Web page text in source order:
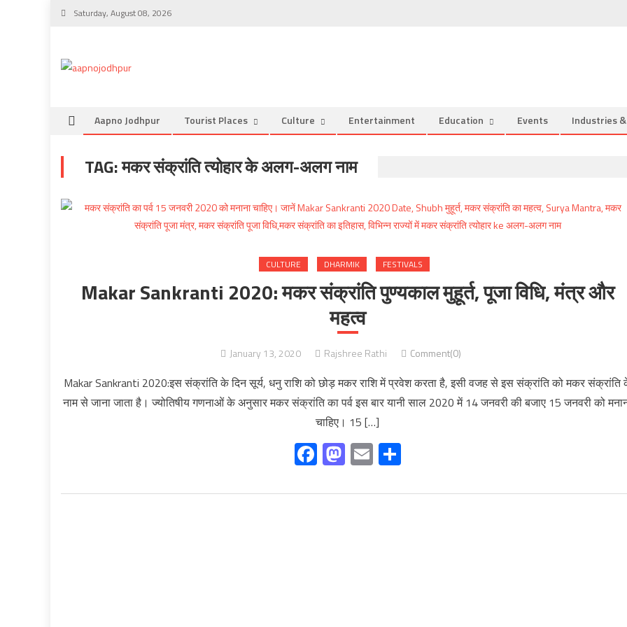
Skip
Saturday, August 08, 2026
Aapno Jodhpur Tourist Places Culture Entertainment Education Events Industries
TAG:मकर संक्रांति त्योहार के अलग-अलग नाम
CULTURE DHARMIK FESTIVALS
Makar Sankranti 2020: मकर संक्रांति पुण्यकाल मुहूर्त, पूजा विधि, मंत्र और
महत्व
January 13, 2020 Rajshree Rathi Comment(0)
Makar Sankranti 2020:इस संक्रांति के दिन सूर्य, धनु राशि को छोड़ मकर राशि में प्रवेश करता है, इसी वजह से इस संक्रांति को मकर संक्रांति
नाम से जाना जाता है। ज्योतिषीय गणनाओं के अनुसार मकर संक्रांति का पर्व इस बार यानी साल 2020 में 14 जनवरी की बजाए 15 जनवरी को
चाहिए। 15 […]
Facebook
Mastodon
EmailShare